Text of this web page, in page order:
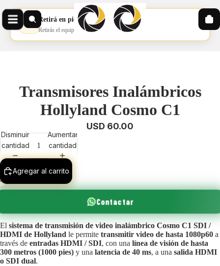
📦 Retirá en pickup
Retirás el equipo en nuestro pickup
Transmisores Inalámbricos
Hollyland Cosmo C1
USD 60.00
Disminuir
cantidad
Aumentar
cantidad
Agregar al carrito
Contactar
El sistema de transmisión de video inalámbrico Cosmo C1 SDI /
HDMI de Hollyland le permite transmitir video de hasta 1080p60 a
través de entradas HDMI / SDI, con una línea de visión de hasta
300 metros (1000 pies) y una latencia de 40 ms, a una salida HDMI
o SDI dual.